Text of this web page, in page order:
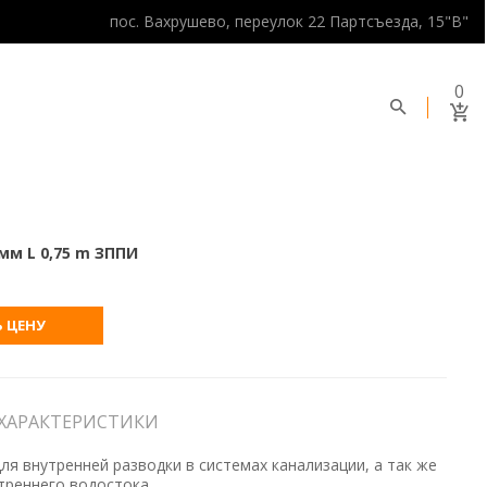
пос. Вахрушево, переулок 22 Партсъезда, 15"В"
0
L 0,75 m ЗППИ
ЦЕНУ
внутренней разводки в системах канализации, а так же